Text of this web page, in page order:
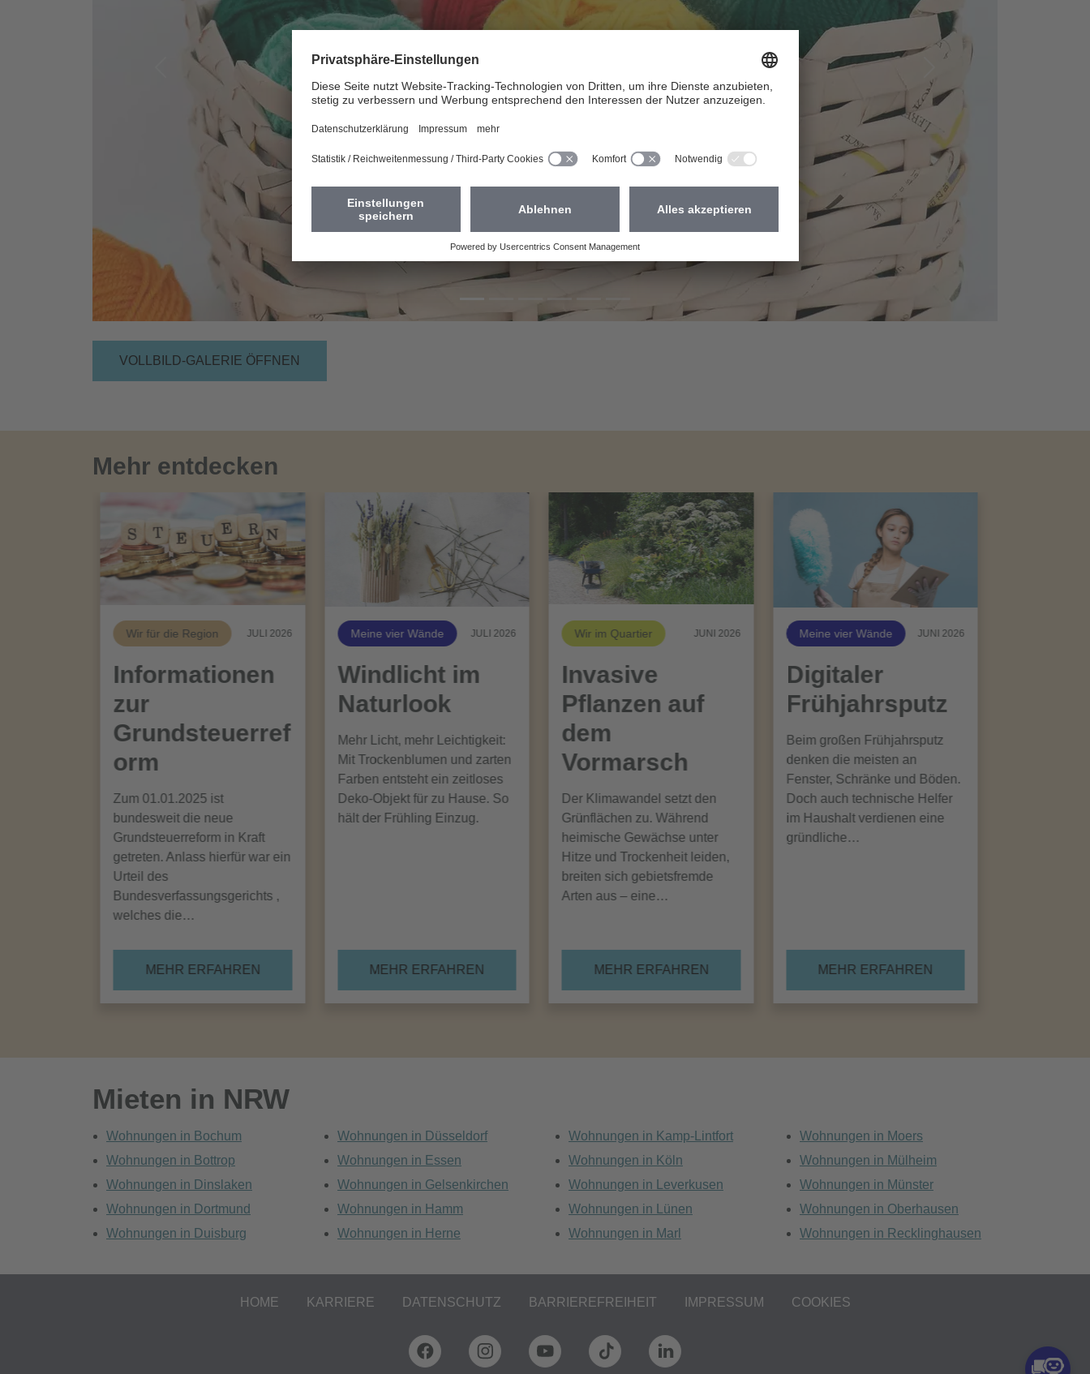
Vorherige
VOLLBILD-GALERIE ÖFFNEN
Mehr entdecken
Wir für die Region JULI 2026
Informationen
zur
Grundsteuerref
orm
Zum 01.01.2025 ist
bundesweit die neue
Grundsteuerreform in Kraft
getreten. Anlass hierfür war ein
Urteil des
Bundesverfassungsgerichts ,
welches die…
MEHR ERFAHREN
Meine vier Wände JULI 2026
Windlicht im
Naturlook
Mehr Licht, mehr Leichtigkeit:
Mit Trockenblumen und zarten
Farben entsteht ein zeitloses
Deko-Objekt für zu Hause. So
hält der Frühling Einzug.
MEHR ERFAHREN
Wir im Quartier JUNI 2026
Invasive
Pflanzen auf
dem
Vormarsch
Der Klimawandel setzt den
Grünflächen zu. Während
heimische Gewächse unter
Hitze und Trockenheit leiden,
breiten sich gebietsfremde
Arten aus – eine…
MEHR ERFAHREN
Meine vier Wände JUNI 2026
Digitaler
Frühjahrsputz
Beim großen Frühjahrsputz
denken die meisten an
Fenster, Schränke und Böden.
Doch auch technische Helfer
im Haushalt verdienen eine
gründliche…
MEHR ERFAHREN
Mieten in NRW
Wohnungen in Bochum
Wohnungen in Bottrop
Wohnungen in Dinslaken
Wohnungen in Dortmund
Wohnungen in Duisburg
Wohnungen in Düsseldorf
Wohnungen in Essen
Wohnungen in Gelsenkirchen
Wohnungen in Hamm
Wohnungen in Herne
Wohnungen in Kamp-Lintfort
Wohnungen in Köln
Wohnungen in Leverkusen
Wohnungen in Lünen
Wohnungen in Marl
Wohnungen in Moers
Wohnungen in Mülheim
Wohnungen in Münster
Wohnungen in Oberhausen
Wohnungen in Recklinghausen
HOME KARRIERE DATENSCHUTZ BARRIEREFREIHEIT IMPRESSUM COOKIES